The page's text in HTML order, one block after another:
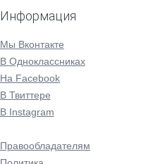
Информация
Мы Вконтакте
В Одноклассниках
На Facebook
В Твиттере
В Instagram
Правообладателям